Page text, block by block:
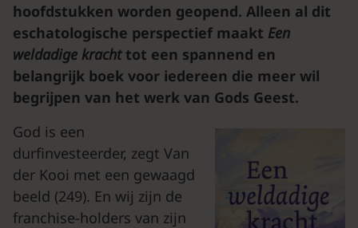
hoofdstukken worden geopend. Alleen al dit
eschatologische perspectief maakt Een
weldadige krachttot een spannend en
belangrijk boek voor iedereen die meer wil
begrijpen van het werk van Gods Geest.
God is een
durfinvesteerder, zegt Van
der Kooi met een gewaagd
beeld (249). En wij zijn de
franchise-holders van zijn